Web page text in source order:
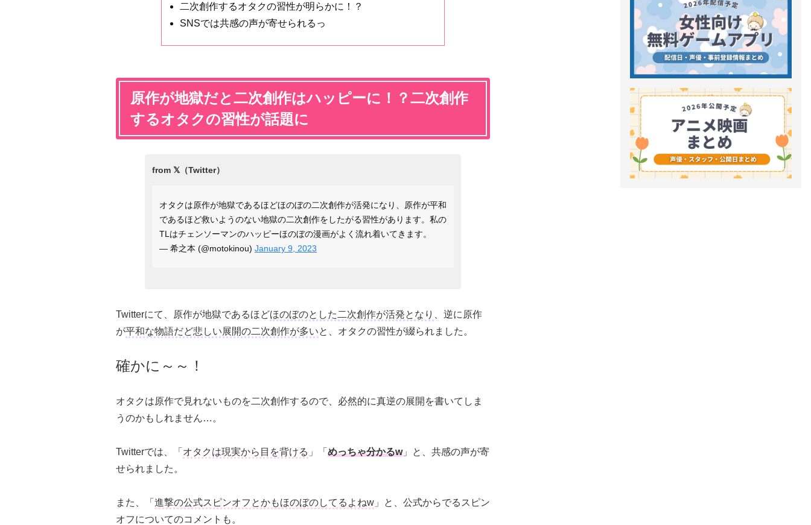
二次創作するオタクの習性が明らかに！？
SNSでは共感の声が寄せられるっ
原作が地獄だと二次創作はハッピーに！？二次創作
するオタクの習性が話題に
オタクは原作が地獄であるほどほのぼの二次創作が活発になり、原作が平和
であるほど救いようのない地獄の二次創作をしたがる習性があります。私の
TLはチェンソーマンのハッピーほのぼの漫画がよく流れ着いてきます。
— 希之本 (@motokinou) January 9, 2023
Twitterにて、原作が地獄であるほどほのぼのとした二次創作が活発となり
、逆に原作
が平和な物語だど悲しい展開の二次創作が多いと、オタクの習性が綴られました。
確かに～～！
オタクは原作で見れないものを二次創作するので、必然的に真逆の展開を書いてしま
うのかもしれません…。
Twitterでは、「 オタクは現実から目を背ける 」「 めっちゃ分かるw」と、共感の声が寄
せられました。
また、「 進撃の公式スピンオフとかもほのぼのしてるよねw 」と、公式からでるスピン
オフについてのコメントも。